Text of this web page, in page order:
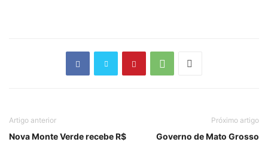
Artigo anterior
Nova Monte Verde recebe R$
Próximo artigo
Governo de Mato Grosso